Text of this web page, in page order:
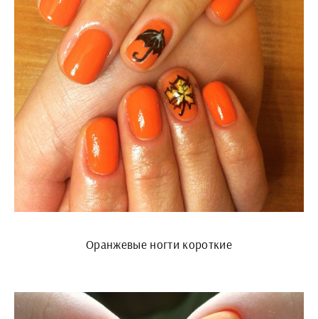
Оранжевые ногти короткие